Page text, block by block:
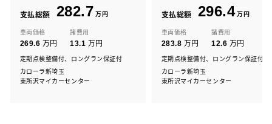
支払総額 282.7 万円
車両価格
269.6 万円
諸費用
13.1 万円
定期点検整備付、ロングラン保証付
カローラ新埼玉
東所沢マイカーセンター
支払総額 296.4万円
車両価格
283.8 万円
諸費用
12.6 万円
定期点検整備付、ロングラン保証付
カローラ新埼玉
東所沢マイカーセンター